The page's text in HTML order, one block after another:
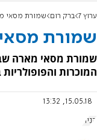
ערוץ 7 ברק רום שמורת מסאי
שמורת
שמורת מסאי מארה
המוכרות
15.05.18, 13:32
קניה